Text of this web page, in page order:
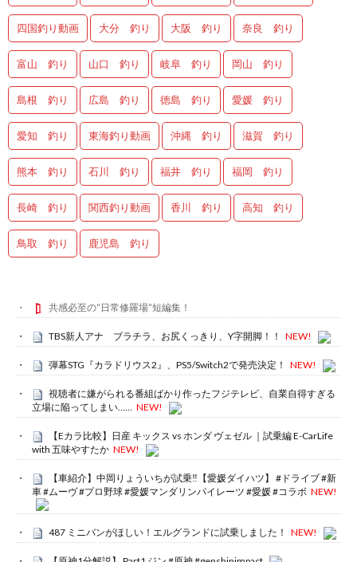
四国釣り動画 大分 釣り 大阪 釣り 奈良 釣り
富山 釣り 山口 釣り 岐阜 釣り 岡山 釣り
島根 釣り 広島 釣り 徳島 釣り 愛媛 釣り
愛知 釣り 東海釣り動画 沖縄 釣り 滋賀 釣り
熊本 釣り 石川 釣り 福井 釣り 福岡 釣り
長崎 釣り 関西釣り動画 香川 釣り 高知 釣り
鳥取 釣り 鹿児島 釣り
共感必至の“日常修羅場”短編集！
TBS新人アナ ブラチラ、お尻くっきり、Y字開脚！！ NEW!
弾幕STG『カラドリウス2』、PS5/Switch2で発売決定！ NEW!
視聴者に嫌がられる番組ばかり作ったフジテレビ、自業自得すぎる
立場に陥ってしまい…… NEW!
【Eカラ比較】日産 キックス vs ホンダ ヴェゼル ｜試乗編 E-CarLife
with 五味やすたか NEW!
【車紹介】中岡りょういちが試乗‼️【愛媛ダイハツ】 #ドライブ #新
車 #ムーヴ #プロ野球 #愛媛マンダリンパイレーツ #愛媛 #コラボ NEW!
487 ミニバンがほしい！エルグランドに試乗しました！ NEW!